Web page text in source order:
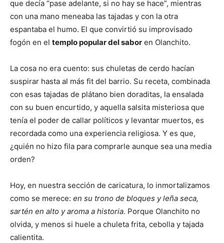
que decía “pase adelante, si no hay se hace”, mientras
con una mano meneaba las tajadas y con la otra
espantaba el humo. El que convirtió su improvisado
fogón en el templo popular del sabor en Olanchito.
La cosa no era cuento: sus chuletas de cerdo hacían
suspirar hasta al más fit del barrio. Su receta, combinada
con esas tajadas de plátano bien doraditas, la ensalada
con su buen encurtido, y aquella salsita misteriosa que
tenía el poder de callar políticos y levantar muertos, es
recordada como una experiencia religiosa. Y es que,
¿quién no hizo fila para comprarle aunque sea una media
orden?
Hoy, en nuestra sección de caricatura, lo inmortalizamos
como se merece: en su trono de bloques y leña seca,
sartén en alto y aroma a historia. Porque Olanchito no
olvida, y menos si huele a chuleta frita, cebolla y tajada
calientita.